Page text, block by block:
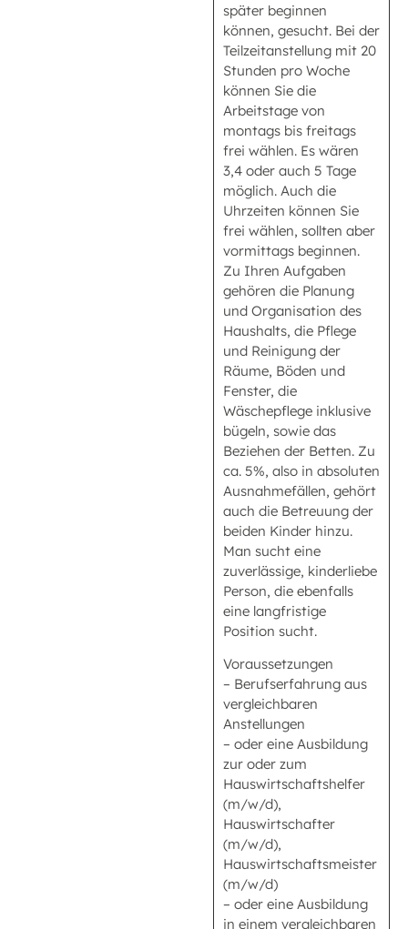
später beginnen
können, gesucht. Bei der
Teilzeitanstellung mit 20
Stunden pro Woche
können Sie die
Arbeitstage von
montags bis freitags
frei wählen. Es wären
3,4 oder auch 5 Tage
möglich. Auch die
Uhrzeiten können Sie
frei wählen, sollten aber
vormittags beginnen.
Zu Ihren Aufgaben
gehören die Planung
und Organisation des
Haushalts, die Pflege
und Reinigung der
Räume, Böden und
Fenster, die
Wäschepflege inklusive
bügeln, sowie das
Beziehen der Betten. Zu
ca. 5%, also in absoluten
Ausnahmefällen, gehört
auch die Betreuung der
beiden Kinder hinzu.
Man sucht eine
zuverlässige, kinderliebe
Person, die ebenfalls
eine langfristige
Position sucht.
Voraussetzungen
– Berufserfahrung aus
vergleichbaren
Anstellungen
– oder eine Ausbildung
zur oder zum
Hauswirtschaftshelfer
(m/w/d),
Hauswirtschafter
(m/w/d),
Hauswirtschaftsmeister
(m/w/d)
– oder eine Ausbildung
in einem vergleichbaren